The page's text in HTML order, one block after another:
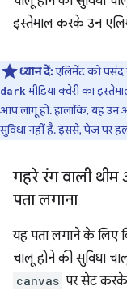
इस्तेमाल करके उन
ध्यान दें:एलिमेंट को पसंद
darkमीडिया क्वेरी का
आप लागू हो. हालांकि, यह उन
सुविधा नहीं है. इससे, पेज पर
गहरे रंग वाली
पता लगाना
यह पता लगाने के लिए
चालू होने की सुविधा
canvas पर सेट